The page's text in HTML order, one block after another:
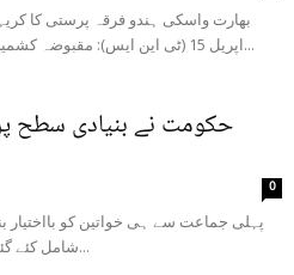
بھارت واسکی ہندو فرقہ پرستی کا
اپریل 15 (ٹی این ایس): مقبوضہ کشمیر میں ہندو انتہاءپسندوں اور پولیس...
حکومت نے بنیادی سطح پر
0
پہلی جماعت سے ہی خواتین کو بااختیار
شامل کئے گئے ہیں تاکہ بچے آئندہ کی زندگی میں...